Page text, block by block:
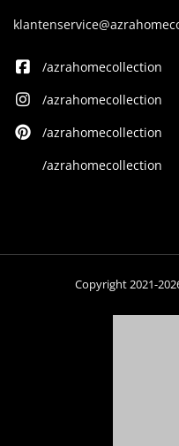
/azrahomecollection
/azrahomecollection
/azrahomecollection
/azrahomecollection
Copyright 2021-